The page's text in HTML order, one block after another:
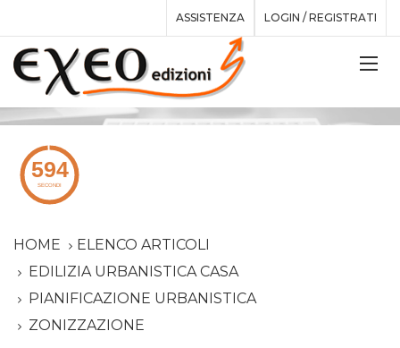
ASSISTENZA LOGIN / REGISTRATI
HOME
ELENCO ARTICOLI
EDILIZIA URBANISTICA CASA
PIANIFICAZIONE URBANISTICA
ZONIZZAZIONE